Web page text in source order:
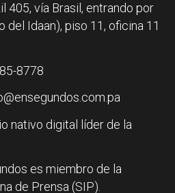
405, vía Brasil, entrando por
del Idaan), piso 11, oficina 11
8778
nativo digital líder de la
es miembro de la
de Prensa (SIP).